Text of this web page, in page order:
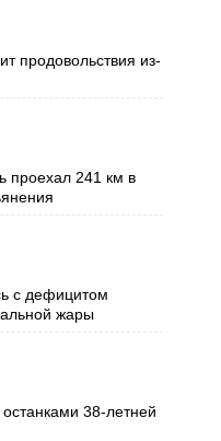
продовольствия из-
проехал 241 км в
с дефицитом
жары
38-летней